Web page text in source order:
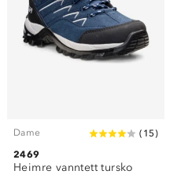
Dame ( 15)
2469
Heimre vanntett tursko